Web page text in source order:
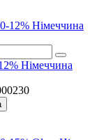
Німеччина